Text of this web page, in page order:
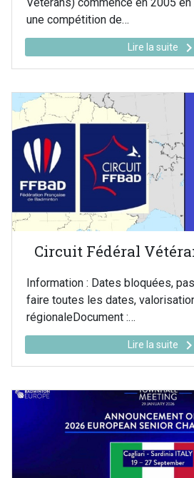
Vétérans) commence en 2005
une compétition de…
Lire la suite keyboard_arrow_right
Circuit Fédéral
Information : Dates bloquées,
faire toutes les dates,
régionaleDocument :…
Lire la suite keyboard_arrow_right